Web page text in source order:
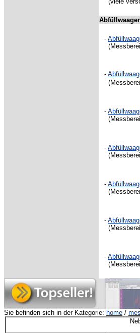
-
-
-
-
-
-
-
Sie befinden sich in der Kategorie: home /